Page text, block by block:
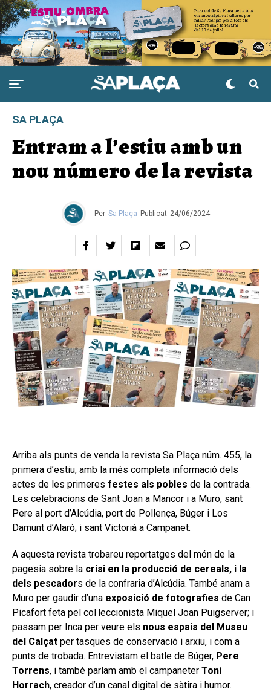
SA PLAÇA
Entram a l’estiu amb un
nou número de la revista
Per Sa Plaça Publicat 24/06/2024
Arriba als punts de venda la revista Sa Plaça núm. 455, la
primera d’estiu, amb la més completa informació dels
actes de les primeres festes als pobles de la contrada.
Les celebracions de Sant Joan a Mancor i a Muro, sant
Pere al port d’Alcúdia, port de Pollença, Búger i Los
Damunt d’Alaró; i sant Victorià a Campanet.
A aquesta revista trobareu reportatges del món de la
pagesia sobre la crisi en la producció de cereals, i la
dels pescadors de la confraria d’Alcúdia. També anam a
Muro per gaudir d’una exposició de fotografies de Can
Picafort feta pel col·leccionista Miquel Joan Puigserver; i
passam per Inca per veure els nous espais del Museu
del Calçat per tasques de conservació i arxiu, i com a
punts de trobada. Entrevistam el batle de Búger, Pere
Torrens, i també parlam amb el campaneter Toni
Horrach, creador d’un canal digital de sàtira i humor.